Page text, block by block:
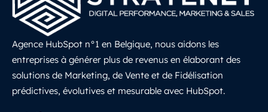
Agence HubSpot n°1 en Belgique, nous aidons les
entreprises à générer plus de revenus en élaborant des
solutions de Marketing, de Vente et de Fidélisation
prédictives, évolutives et mesurable avec HubSpot.